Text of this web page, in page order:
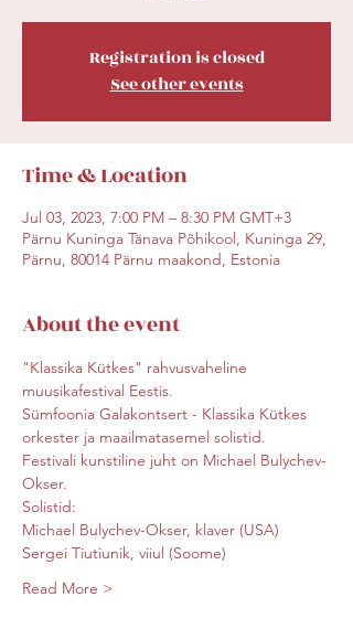
Registration is closed
See other events
Time & Location
Jul 03, 2023, 7:00 PM – 8:30 PM GMT+3
Pärnu Kuninga Tänava Põhikool, Kuninga 29,
Pärnu, 80014 Pärnu maakond, Estonia
About the event
"Klassika Kütkes" rahvusvaheline
muusikafestival Eestis.
Sümfoonia Galakontsert - Klassika Kütkes
orkester ja maailmatasemel solistid.
Festivali kunstiline juht on Michael Bulychev-
Okser.
Solistid:
Michael Bulychev-Okser, klaver (USA)
Sergei Tiutiunik, viiul (Soome)
Read More >